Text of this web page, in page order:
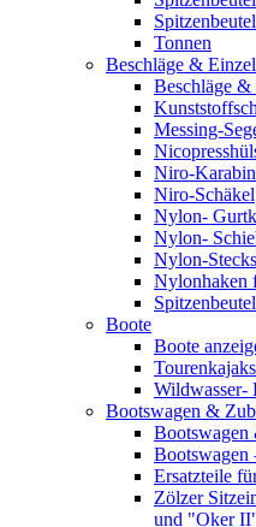
Tonnen
Beschläge &
Beschläge &
Messing-
Niro-
Niro-Schäkel
Nylon-
Nylon-
Nylon-
Nylonhaken
Boote
Boote
Tourenkajaks
Wildwasser-
Bootswagen &
Bootswagen
Bootswagen
Ersatzteile
Zölzer
und "Oker